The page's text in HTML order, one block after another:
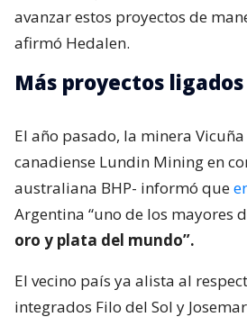
avanzar estos proyectos de
afirmó Hedalen.
Más proyectos
El año pasado, la minera
canadiense Lundin Mining en
australiana BHP- informó que
Argentina “uno de los mayores
oro y plata del mundo”.
El vecino país ya alista al
integrados Filo del Sol y